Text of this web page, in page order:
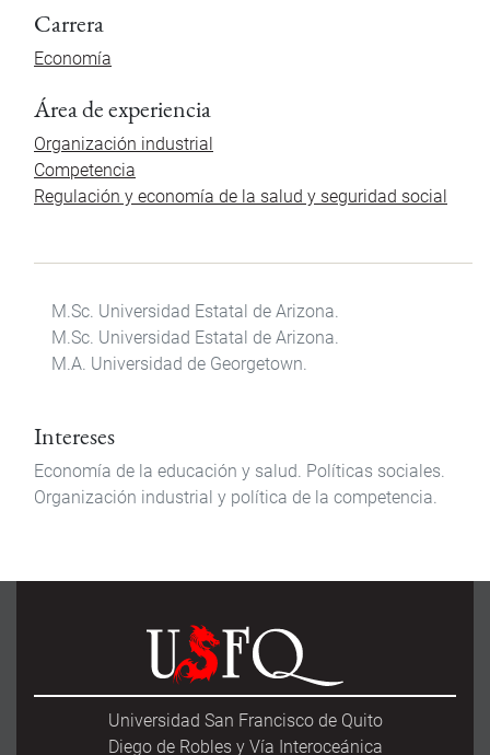
Carrera
Economía
Área de experiencia
Organización industrial
Competencia
Regulación y economía de la salud y seguridad social
M.Sc. Universidad Estatal de Arizona.
M.Sc. Universidad Estatal de Arizona.
M.A. Universidad de Georgetown.
Intereses
Economía de la educación y salud. Políticas sociales.
Organización industrial y política de la competencia.
Universidad San Francisco de Quito
Diego de Robles y Vía Interoceánica